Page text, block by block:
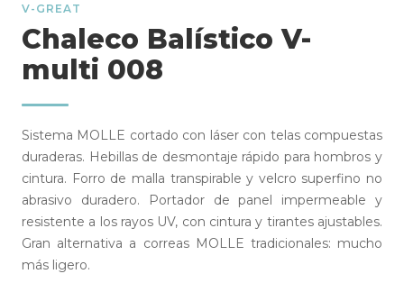
V-GREAT
Chaleco Balístico V-
multi 008
Sistema MOLLE cortado con láser con telas compuestas
duraderas. Hebillas de desmontaje rápido para hombros y
cintura. Forro de malla transpirable y velcro superfino no
abrasivo duradero. Portador de panel impermeable y
resistente a los rayos UV, con cintura y tirantes ajustables.
Gran alternativa a correas MOLLE tradicionales: mucho
más ligero.